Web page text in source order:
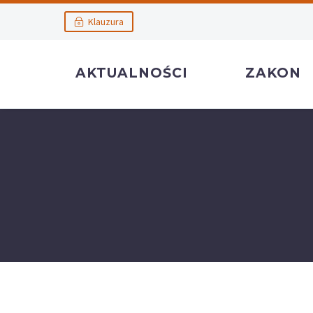
Klauzura
AKTUALNOŚCI ZAKON